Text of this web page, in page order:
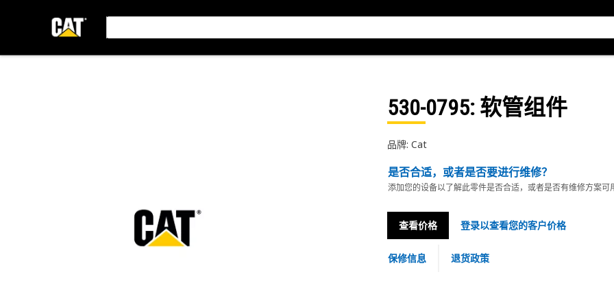
530-0795: 软管组件
品牌: Cat
是否合适，或者是否要进行维修？
添加您的设备以了解此零件是否合适，或者是否有维修方案可
查看价格 登录以查看您的客户价格
保修信息 退货政策